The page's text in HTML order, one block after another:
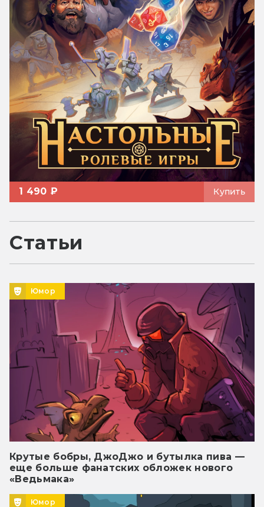
1 490 ₽ Купить
Статьи
Юмор
Крутые бобры, ДжоДжо и бутылка пива —
еще больше фанатских обложек нового
«Ведьмака»
Юмор